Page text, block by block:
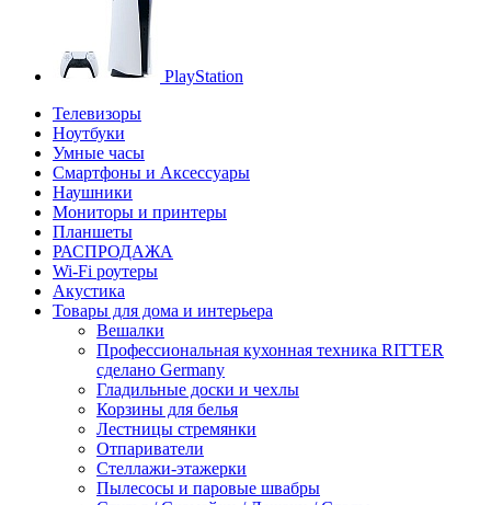
PlayStation
Телевизоры
Ноутбуки
Умные часы
Смартфоны и Аксессуары
Наушники
Мониторы и принтеры
Планшеты
РАСПРОДАЖА
Wi-Fi роутеры
Акустика
Товары для дома и интерьера
Вешалки
Профессиональная кухонная техника RITTER
сделано Germany
Гладильные доски и чехлы
Корзины для белья
Лестницы стремянки
Отпариватели
Стеллажи-этажерки
Пылесосы и паровые швабры